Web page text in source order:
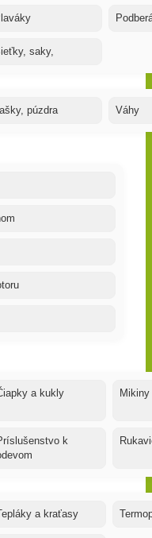
saky,
Tašky, púzdra Váhy
a kukly Mikiny
k
Tepláky a kraťasy